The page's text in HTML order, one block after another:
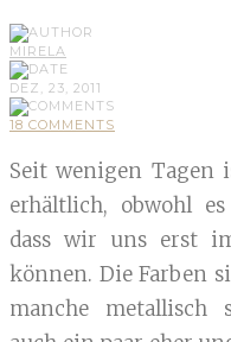
MIRELA
DEZ, 23, 2011
18 COMMENTS
Seit wenigen Tagen
erhältlich, obwohl
dass wir uns erst
können. Die Farben
manche metallisch